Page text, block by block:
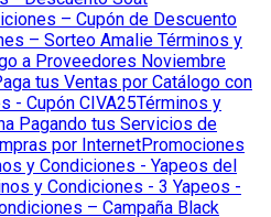
– Cupón de Descuento
– Sorteo Amalie Términos y
a Proveedores Noviembre
tus Ventas por Catálogo con
- Cupón CIVA25Términos y
Pagando tus Servicios de
por InternetPromociones
y Condiciones - Yapeos del
y Condiciones - 3 Yapeos -
– Campaña Black